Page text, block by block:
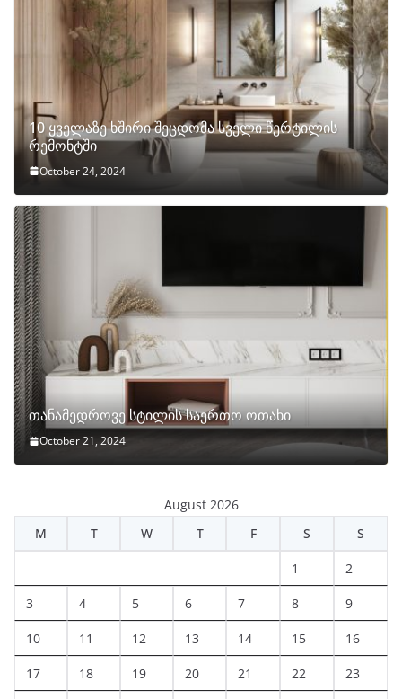
10 ყველაზე ხშირი შეცდომა სველი წერტილის
რემონტში
October 24, 2024
თანამედროვე სტილის საერთო ოთახი
October 21, 2024
August 2026
M
T W T F S S
1 2
3 4 5 6 7 8 9
10 11 12 13 14 15 16
17 18 19 20 21 22 23